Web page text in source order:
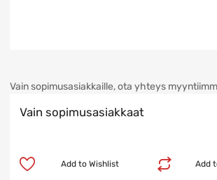
Vain sopimusasiakkaille, ota yhteys
Vain sopimusasiakkaat
Add
Add to Wishlist